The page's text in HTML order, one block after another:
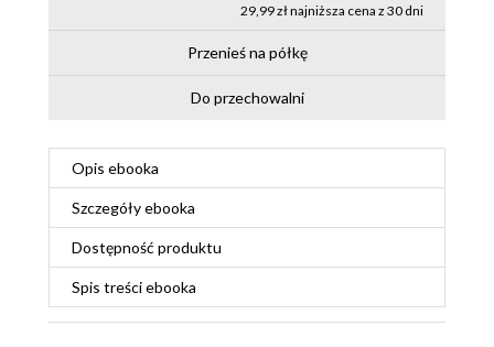
29,99 zł najniższa cena z 30 dni
Przenieś na półkę
Do przechowalni
Opis ebooka
Szczegółyebooka
Dostępność produktu
Spis treściebooka